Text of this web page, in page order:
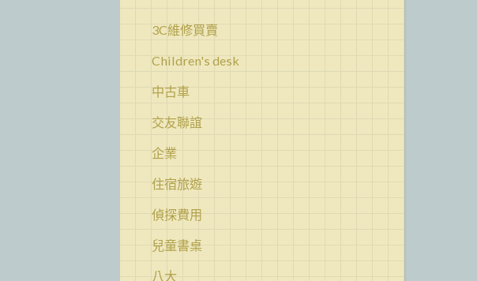
3C維修買賣
Children's desk
中古車
交友聯誼
企業
住宿旅遊
偵探費用
兒童書桌
八大